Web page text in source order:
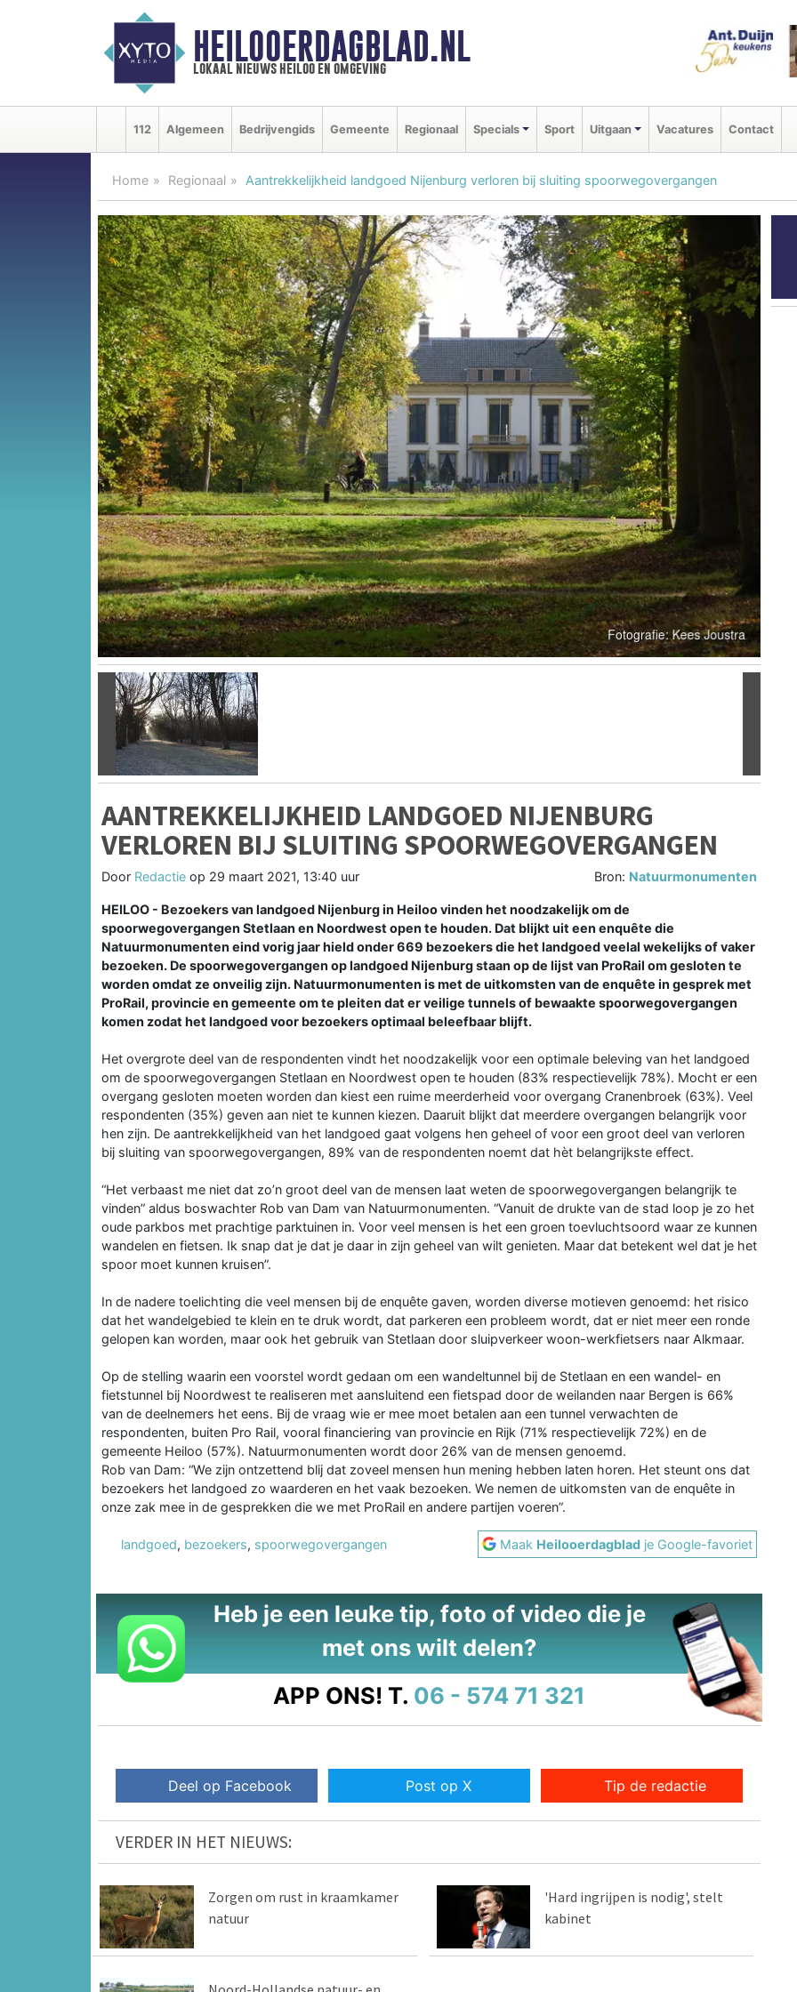
HEILOOERDAGBLAD.NL
lokaal nieuws heiloo en omgeving
112 Algemeen Bedrijvengids Gemeente Regionaal Specials Sport Uitgaan Vacatures Contact
Home Regionaal Aantrekkelijkheid landgoed Nijenburg verloren bij sluiting spoorwegovergangen
Vorige
AANTREKKELIJKHEID LANDGOED NIJENBURG
VERLOREN BIJ SLUITING SPOORWEGOVERGANGEN
Door Redactie op 29 maart 2021, 13:40 uur Bron: Natuurmonumenten
HEILOO - Bezoekers van landgoed Nijenburg in Heiloo vinden het noodzakelijk om de
spoorwegovergangen Stetlaan en Noordwest open te houden. Dat blijkt uit een enquête die
Natuurmonumenten eind vorig jaar hield onder 669 bezoekers die het landgoed veelal wekelijks of vaker
bezoeken. De spoorwegovergangen op landgoed Nijenburg staan op de lijst van ProRail om gesloten te
worden omdat ze onveilig zijn. Natuurmonumenten is met de uitkomsten van de enquête in gesprek met
ProRail, provincie en gemeente om te pleiten dat er veilige tunnels of bewaakte spoorwegovergangen
komen zodat het landgoed voor bezoekers optimaal beleefbaar blijft.
Het overgrote deel van de respondenten vindt het noodzakelijk voor een optimale beleving van het landgoed
om de spoorwegovergangen Stetlaan en Noordwest open te houden (83% respectievelijk 78%). Mocht er een
overgang gesloten moeten worden dan kiest een ruime meerderheid voor overgang Cranenbroek (63%). Veel
respondenten (35%) geven aan niet te kunnen kiezen. Daaruit blijkt dat meerdere overgangen belangrijk voor
hen zijn. De aantrekkelijkheid van het landgoed gaat volgens hen geheel of voor een groot deel van verloren
bij sluiting van spoorwegovergangen, 89% van de respondenten noemt dat hèt belangrijkste effect.
“Het verbaast me niet dat zo’n groot deel van de mensen laat weten de spoorwegovergangen belangrijk te
vinden” aldus boswachter Rob van Dam van Natuurmonumenten. “Vanuit de drukte van de stad loop je zo het
oude parkbos met prachtige parktuinen in. Voor veel mensen is het een groen toevluchtsoord waar ze kunnen
wandelen en fietsen. Ik snap dat je dat je daar in zijn geheel van wilt genieten. Maar dat betekent wel dat je het
spoor moet kunnen kruisen”.
In de nadere toelichting die veel mensen bij de enquête gaven, worden diverse motieven genoemd: het risico
dat het wandelgebied te klein en te druk wordt, dat parkeren een probleem wordt, dat er niet meer een ronde
gelopen kan worden, maar ook het gebruik van Stetlaan door sluipverkeer woon-werkfietsers naar Alkmaar.
Op de stelling waarin een voorstel wordt gedaan om een wandeltunnel bij de Stetlaan en een wandel- en
fietstunnel bij Noordwest te realiseren met aansluitend een fietspad door de weilanden naar Bergen is 66%
van de deelnemers het eens. Bij de vraag wie er mee moet betalen aan een tunnel verwachten de
respondenten, buiten Pro Rail, vooral financiering van provincie en Rijk (71% respectievelijk 72%) en de
gemeente Heiloo (57%). Natuurmonumenten wordt door 26% van de mensen genoemd.
Rob van Dam: “We zijn ontzettend blij dat zoveel mensen hun mening hebben laten horen. Het steunt ons dat
bezoekers het landgoed zo waarderen en het vaak bezoeken. We nemen de uitkomsten van de enquête in
onze zak mee in de gesprekken die we met ProRail en andere partijen voeren”.
landgoed, bezoekers, spoorwegovergangen Maak Heilooerdagblad je Google-favoriet
Heb je een leuke tip, foto of video die je
met ons wilt delen?
APP ONS! T. 06 - 574 71 321
Deel op Facebook Post op X Tip de redactie
VERDER IN HET NIEUWS:
Zorgen om rust in kraamkamer
natuur
'Hard ingrijpen is nodig', stelt
kabinet